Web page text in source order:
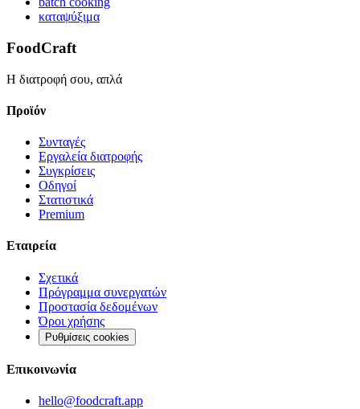
καταψύξιμα
FoodCraft
Η διατροφή σου, απλά
Προϊόν
Συνταγές
Εργαλεία διατροφής
Συγκρίσεις
Οδηγοί
Στατιστικά
Premium
Εταιρεία
Σχετικά
Πρόγραμμα συνεργατών
Προστασία δεδομένων
Όροι χρήσης
Ρυθμίσεις cookies
Επικοινωνία
hello@foodcraft.app